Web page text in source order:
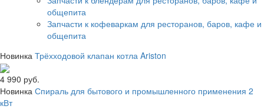
общепита
Запчасти к кофеваркам для ресторанов, баров, кафе и
общепита
Новинка Трёхходовой клапан котла Ariston
4 990 руб.
Новинка Спираль для бытового и промышленного применения 2
кВт